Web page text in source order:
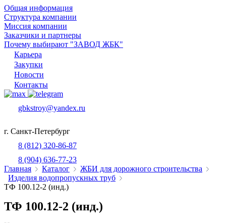
Общая информация
Структура компании
Миссия компании
Заказчики и партнеры
Почему выбирают "ЗАВОД ЖБК"
Карьера
Закупки
Новости
Контакты
gbkstroy@yandex.ru
г. Санкт-Петербург
8 (812) 320-86-87
8 (904) 636-77-23
Главная
Каталог
ЖБИ для дорожного строительства
Изделия водопропускных труб
ТФ 100.12-2 (инд.)
ТФ 100.12-2 (инд.)